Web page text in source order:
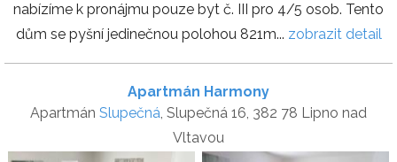
nabízíme k pronájmu pouze byt č. III pro 4/5 osob. Tento
dům se pyšní jedinečnou polohou 821m... zobrazit detail
Apartmán Harmony
Apartmán Slupečná, Slupečná 16, 382 78 Lipno nad
Vltavou